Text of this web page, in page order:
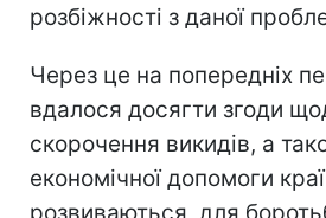
розбіжності з даної
Через це на попередніх
вдалося досягти згоди
скорочення викидів, а
економічної допомоги
розвиваються, для